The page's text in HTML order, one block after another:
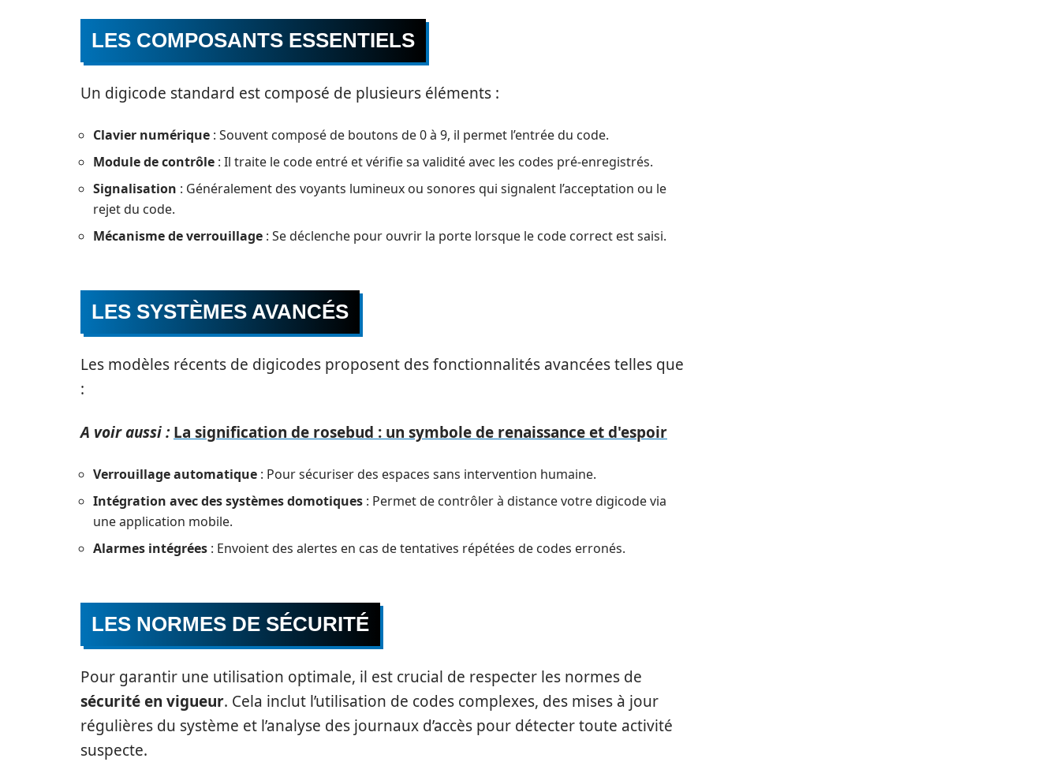
LES COMPOSANTS ESSENTIELS
Un digicode standard est composé de plusieurs éléments :
Clavier numérique : Souvent composé de boutons de 0 à 9, il permet l’entrée du code.
Module de contrôle : Il traite le code entré et vérifie sa validité avec les codes pré-enregistrés.
Signalisation : Généralement des voyants lumineux ou sonores qui signalent l’acceptation ou le
rejet du code.
Mécanisme de verrouillage : Se déclenche pour ouvrir la porte lorsque le code correct est saisi.
LES SYSTÈMES AVANCÉS
Les modèles récents de digicodes proposent des fonctionnalités avancées telles que
:
A voir aussi : La signification de rosebud : un symbole de renaissance et d'espoir
Verrouillage automatique : Pour sécuriser des espaces sans intervention humaine.
Intégration avec des systèmes domotiques : Permet de contrôler à distance votre digicode via
une application mobile.
Alarmes intégrées : Envoient des alertes en cas de tentatives répétées de codes erronés.
LES NORMES DE SÉCURITÉ
Pour garantir une utilisation optimale, il est crucial de respecter les normes de
sécurité en vigueur. Cela inclut l’utilisation de codes complexes, des mises à jour
régulières du système et l’analyse des journaux d’accès pour détecter toute activité
suspecte.